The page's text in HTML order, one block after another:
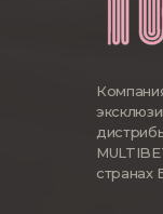
странах